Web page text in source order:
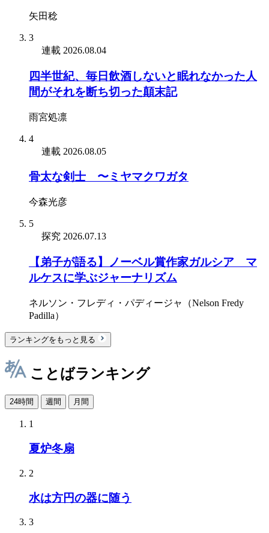
矢田稔
3
連載 2026.08.04
四半世紀、毎日飲酒しないと眠れなかった人
間がそれを断ち切った顛末記
雨宮処凛
4
連載 2026.08.05
骨太な剣士 〜ミヤマクワガタ
今森光彦
5
探究 2026.07.13
【弟子が語る】ノーベル賞作家ガルシア゠マ
ルケスに学ぶジャーナリズム
ネルソン・フレディ・パディージャ（Nelson Fredy
Padilla）
ランキングをもっと見る
ことばランキング
24時間 週間 月間
1
夏炉冬扇
2
水は方円の器に随う
3